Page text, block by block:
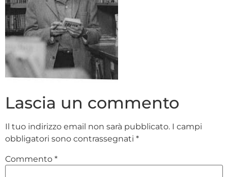
Lascia un commento
Il tuo indirizzo email non sarà pubblicato. I campi
obbligatori sono contrassegnati *
Commento *